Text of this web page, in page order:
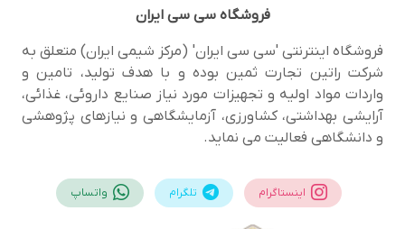
فروشگاهسی سی ایران
فروشگاه اینترنتی 'سی سی ایران' (مرکز شیمی ایران) متعلق به
شرکت راتین تجارت ثمین بوده و با هدف تولید، تامین و
واردات مواد اولیه و تجهیزات مورد نیاز صنایع داروئی، غذائی،
آرایشی بهداشتی، کشاورزی، آزمایشگاهی و نیازهای پژوهشی
و دانشگاهی فعالیت می نماید.
اینستاگرام تلگرام واتساپ